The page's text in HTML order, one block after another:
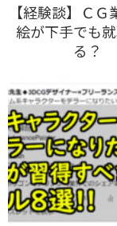
【経験談】ＣＧ
絵が下手でも
る？